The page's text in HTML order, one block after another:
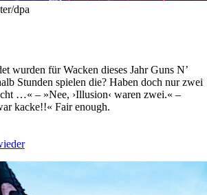
dpa
wurden für Wacken dieses Jahr Guns N’
Stunden spielen die? Haben doch nur zwei
…« – »Nee, ›Illusion‹ waren zwei.« –
kacke!!« Fair enough.